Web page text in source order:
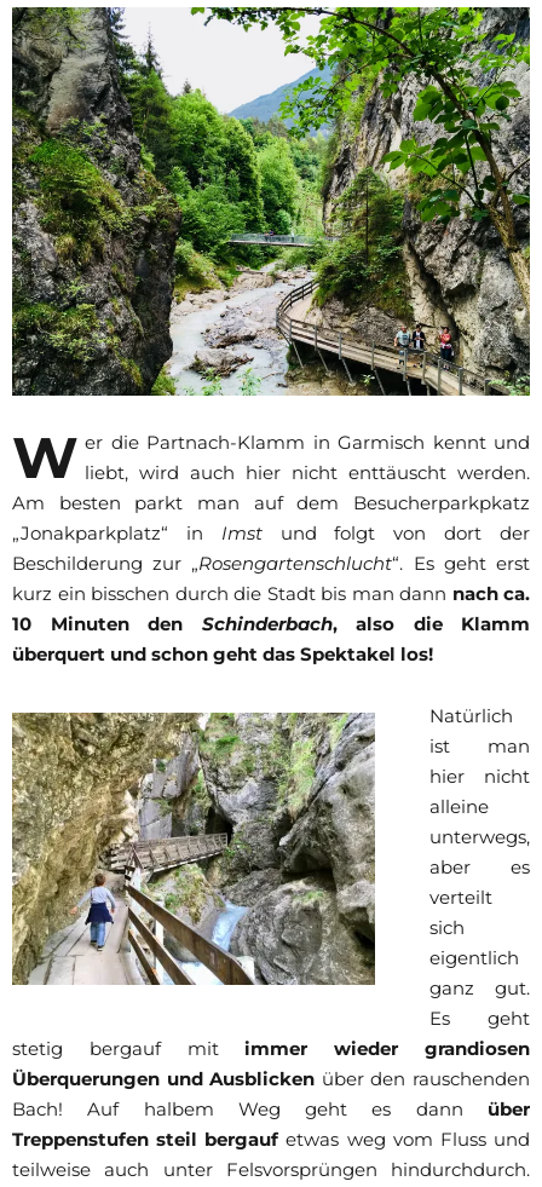
W er die Partnach-Klamm in Garmisch kennt und
liebt, wird auch hier nicht enttäuscht werden.
Am besten parkt man auf dem Besucherparkpkatz
„Jonakparkplatz“ in Imstund folgt von dort der
Beschilderung zur „Rosengartenschlucht“. Es geht erst
kurz ein bisschen durch die Stadt bis man dann nach ca.
10 Minuten den Schinderbach, also die Klamm
überquert und schon geht das Spektakel los!
Natürlich
ist man
hier nicht
alleine
unterwegs,
aber es
verteilt
sich
eigentlich
ganz gut.
Es geht
stetig bergauf mitimmer wieder grandiosen
Überquerungen und Ausblicken über den rauschenden
Bach! Auf halbem Weg geht es dann über
Treppenstufen steil bergaufetwas weg vom Fluss und
teilweise auch unter Felsvorsprüngen hindurchdurch.